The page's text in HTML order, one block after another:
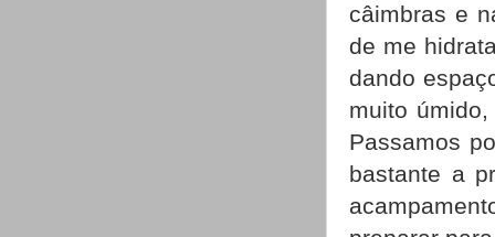
câimbras e
de me
dando
muito
Passamos
bastante a